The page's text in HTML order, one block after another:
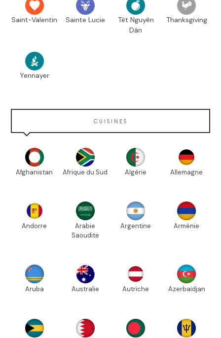
Saint-Valentin Sainte Lucie
Têt Nguyên
Dán
Thanksgiving
Yennayer
CUISINES
Afghanistan Afrique du Sud Algérie Allemagne
Andorre
Arabie
Saoudite
Argentine Arménie
Aruba Australie Autriche Azerbaïdjan